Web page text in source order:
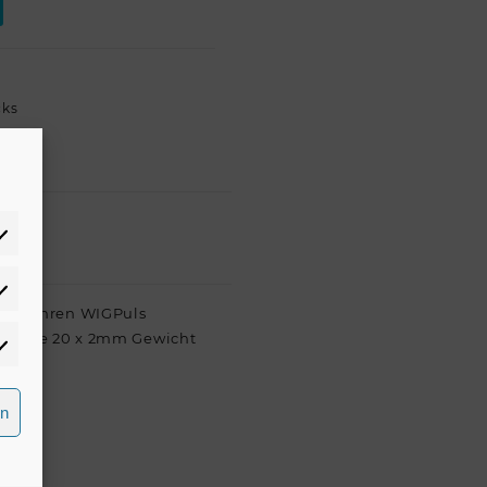
WIGPuls
20 x 2mm Gewicht